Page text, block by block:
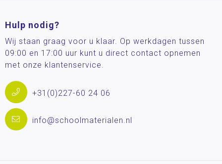
Hulp nodig?
Wij staan graag voor u klaar. Op werkdagen tussen
09:00 en 17:00 uur kunt u direct contact opnemen
met onze klantenservice.
+31(0)227-60 24 06
info@schoolmaterialen.nl